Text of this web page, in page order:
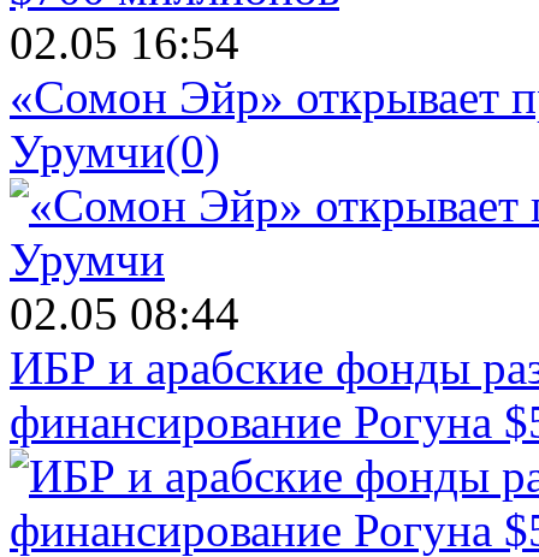
02.05 16:54
«Сомон Эйр» открывает
Урумчи(0)
02.05 08:44
ИБР и арабские фонды
финансирование Рогуна